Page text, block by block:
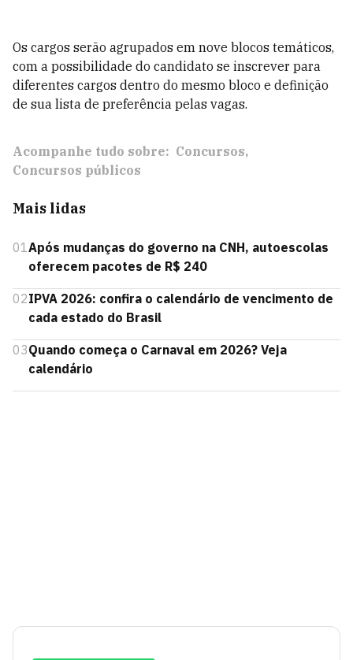
Os cargos serão agrupados em nove blocos temáticos,
com a possibilidade do candidato se inscrever para
diferentes cargos dentro do mesmo bloco e definição
de sua lista de preferência pelas vagas​.
Acompanhe tudo sobre: Concursos
Concursos públicos
Mais lidas
01Após mudanças do governo na CNH, autoescolas
oferecem pacotes de R$ 240
02IPVA 2026: confira o calendário de vencimento de
cada estado do Brasil
03Quando começa o Carnaval em 2026? Veja
calendário